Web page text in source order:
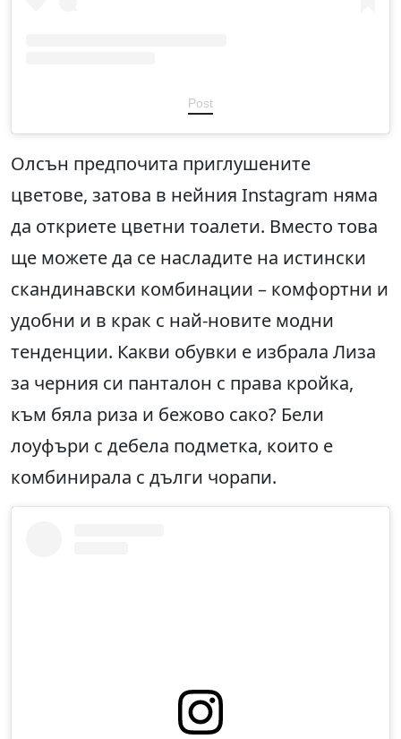
Post
Олсън предпочита приглушените
цветове, затова в нейния Instagram няма
да откриете цветни тоалети. Вместо това
ще можете да се насладите на истински
скандинавски комбинации – комфортни и
удобни и в крак с най-новите модни
тенденции. Какви обувки е избрала Лиза
за черния си панталон с права кройка,
към бяла риза и бежово сако? Бели
лоуфъри с дебела подметка, които е
комбинирала с дълги чорапи.